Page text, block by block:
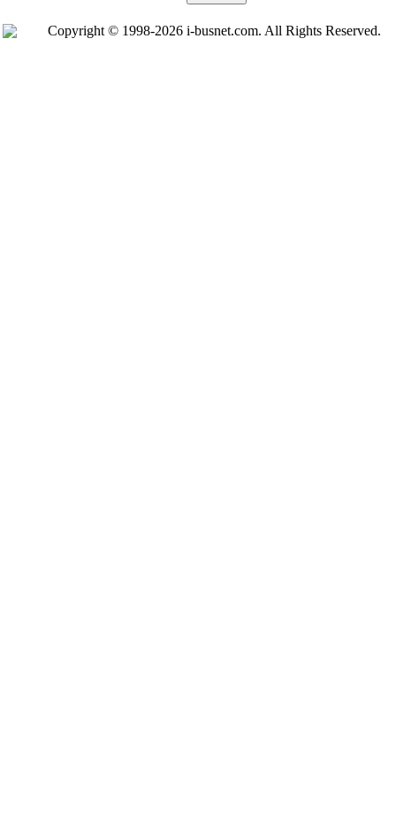
Copyright © 1998-2026 i-busnet.com. All Rights Reserved.